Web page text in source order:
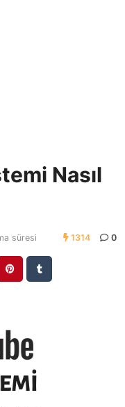
Nasıl
süresi 1314 0